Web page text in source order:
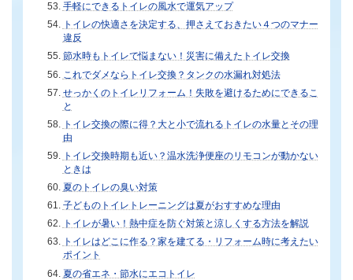
手軽にできるトイレの風水で運気アップ
トイレの快適さを決定する、押さえておきたい４つのマナー
違反
節水時もトイレで悩まない！災害に備えたトイレ交換
これでダメならトイレ交換？タンクの水漏れ対処法
せっかくのトイレリフォーム！失敗を避けるためにできるこ
と
トイレ交換の際に得？大と小で流れるトイレの水量とその理
由
トイレ交換時期も近い？温水洗浄便座のリモコンが動かない
ときは
夏のトイレの臭い対策
子どものトイレトレーニングは夏がおすすめな理由
トイレが暑い！熱中症を防ぐ対策と涼しくする方法を解説
トイレはどこに作る？家を建てる・リフォーム時に考えたい
ポイント
夏の省エネ・節水にエコトイレ